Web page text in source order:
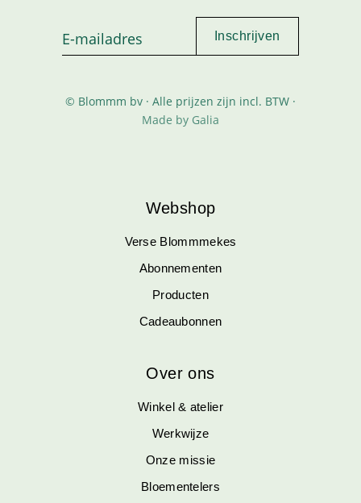
© Blommm bv · Alle prijzen zijn incl. BTW ·
Made by Galia
Webshop
Verse Blommmekes
Abonnementen
Producten
Cadeaubonnen
Over ons
Winkel & atelier
Werkwijze
Onze missie
Bloementelers